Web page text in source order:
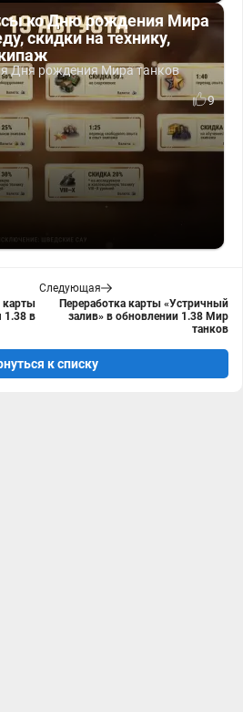
ко Дню рождения Мира
скидки на технику,
Дня рождения Мира танков
9
карты
1.38 в
Следующая
Переработка карты «Устричный
залив» в обновлении 1.38 Мир
танков
к списку